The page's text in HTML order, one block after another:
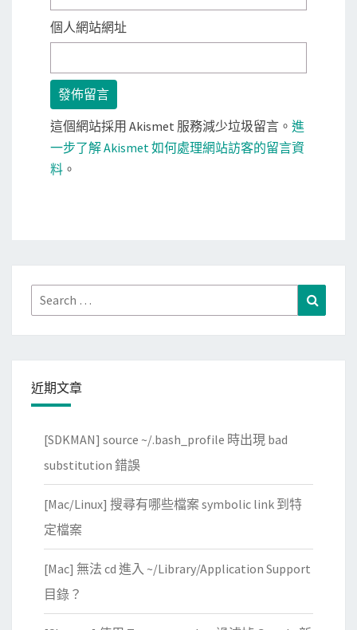
個人網站網址
這個網站採用 Akismet 服務減少垃圾留言。 進
一步了解 Akismet 如何處理網站訪客的留言資
料 。
Search
for:
近期文章
[SDKMAN] source ~/.bash_profile 時出現 bad
substitution 錯誤
[Mac/Linux] 搜尋有哪些檔案 symbolic link 到特
定檔案
[Mac] 無法 cd 進入 ~/Library/Application Support
目錄？